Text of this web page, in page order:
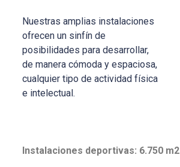
Nuestras amplias instalaciones
ofrecen un sinfín de
posibilidades para desarrollar,
de manera cómoda y espaciosa,
cualquier tipo de actividad física
e intelectual.
Instalaciones deportivas: 6.750 m2